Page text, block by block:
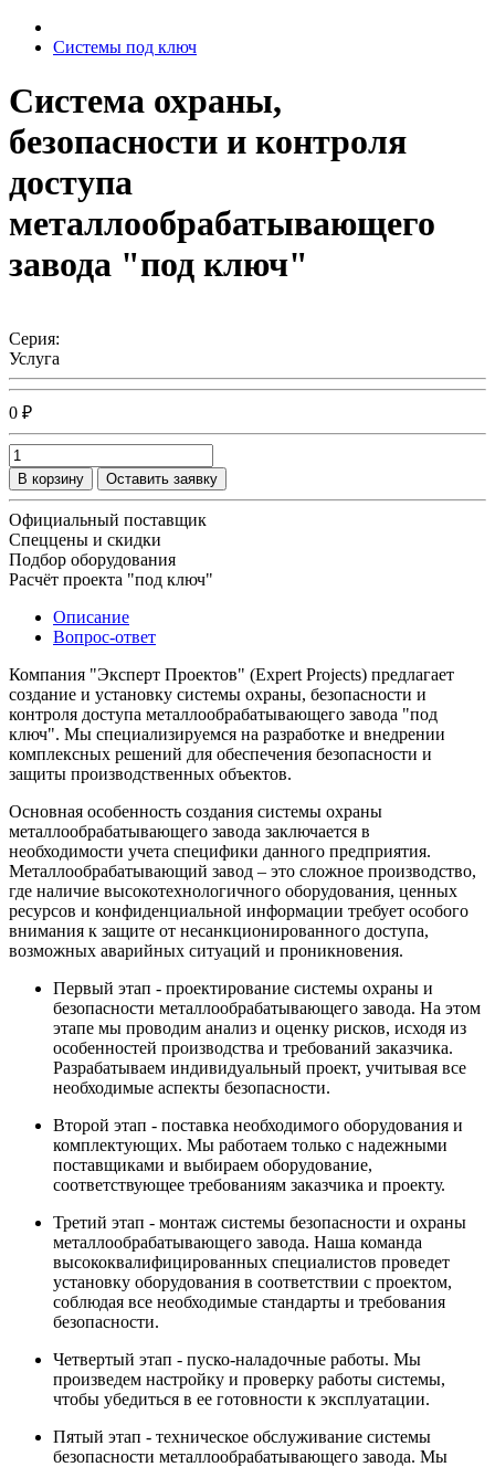
Системы под ключ
Система охраны,
безопасности и контроля
доступа
металлообрабатывающего
завода "под ключ"
Серия:
Услуга
0 ₽
В корзину Оставить заявку
Официальный поставщик
Спеццены и скидки
Подбор оборудования
Расчёт проекта "под ключ"
Описание
Вопрос-ответ
Компания "Эксперт Проектов" (Expert Projects) предлагает
создание и установку системы охраны, безопасности и
контроля доступа металлообрабатывающего завода "под
ключ". Мы специализируемся на разработке и внедрении
комплексных решений для обеспечения безопасности и
защиты производственных объектов.
Основная особенность создания системы охраны
металлообрабатывающего завода заключается в
необходимости учета специфики данного предприятия.
Металлообрабатывающий завод – это сложное производство,
где наличие высокотехнологичного оборудования, ценных
ресурсов и конфиденциальной информации требует особого
внимания к защите от несанкционированного доступа,
возможных аварийных ситуаций и проникновения.
Первый этап - проектирование системы охраны и
безопасности металлообрабатывающего завода. На этом
этапе мы проводим анализ и оценку рисков, исходя из
особенностей производства и требований заказчика.
Разрабатываем индивидуальный проект, учитывая все
необходимые аспекты безопасности.
Второй этап - поставка необходимого оборудования и
комплектующих. Мы работаем только с надежными
поставщиками и выбираем оборудование,
соответствующее требованиям заказчика и проекту.
Третий этап - монтаж системы безопасности и охраны
металлообрабатывающего завода. Наша команда
высококвалифицированных специалистов проведет
установку оборудования в соответствии с проектом,
соблюдая все необходимые стандарты и требования
безопасности.
Четвертый этап - пуско-наладочные работы. Мы
произведем настройку и проверку работы системы,
чтобы убедиться в ее готовности к эксплуатации.
Пятый этап - техническое обслуживание системы
безопасности металлообрабатывающего завода. Мы